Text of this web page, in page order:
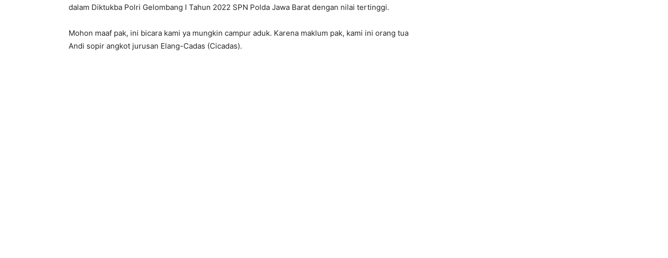
dalam Diktukba Polri Gelombang I Tahun 2022 SPN Polda Jawa Barat dengan nilai tertinggi.
Mohon maaf pak, ini bicara kami ya mungkin campur aduk. Karena maklum pak, kami ini orang tua
Andi sopir angkot jurusan Elang-Cadas (Cicadas).